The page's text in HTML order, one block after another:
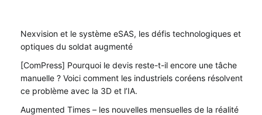
Nexvision et le système eSAS, les défis technologiques et
optiques du soldat augmenté
[ComPress] Pourquoi le devis reste-t-il encore une tâche
manuelle ? Voici comment les industriels coréens résolvent
ce problème avec la 3D et l’IA.
Augmented Times – les nouvelles mensuelles de la réalité